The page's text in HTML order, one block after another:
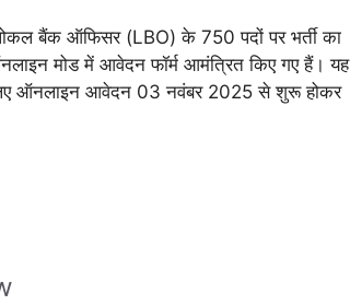
बैंक ऑफिसर (LBO) के 750 पदों पर भर्ती का
मोड में आवेदन फॉर्म आमंत्रित किए गए हैं। यह
ऑनलाइन आवेदन 03 नवंबर 2025 से शुरू होकर